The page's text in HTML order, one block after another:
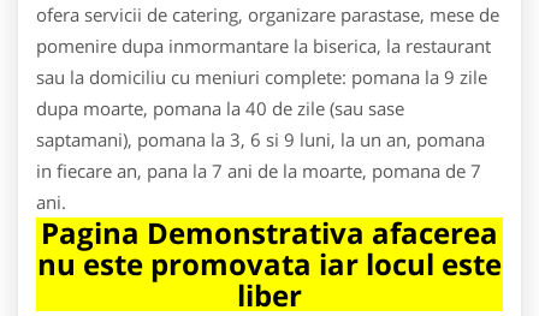
ofera servicii de catering, organizare parastase, mese de
pomenire dupa inmormantare la biserica, la restaurant
sau la domiciliu cu meniuri complete: pomana la 9 zile
dupa moarte, pomana la 40 de zile (sau sase
saptamani), pomana la 3, 6 si 9 luni, la un an, pomana
in fiecare an, pana la 7 ani de la moarte, pomana de 7
ani.
Pagina Demonstrativa afacerea
nu este promovata iar locul este
liber